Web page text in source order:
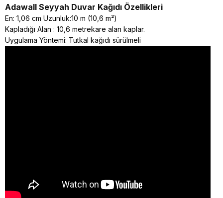
Adawall Seyyah Duvar Kağıdı Özellikleri
En: 1,06 cm Uzunluk:10 m (10,6 m²)
Kapladığı Alan : 10,6 metrekare alan kaplar.
Uygulama Yöntemi: Tutkal kağıdı sürülmeli